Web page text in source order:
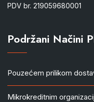
PDV br. 219059680001
Podržani Načini
Pouzećem prilikom
Mikrokreditnim